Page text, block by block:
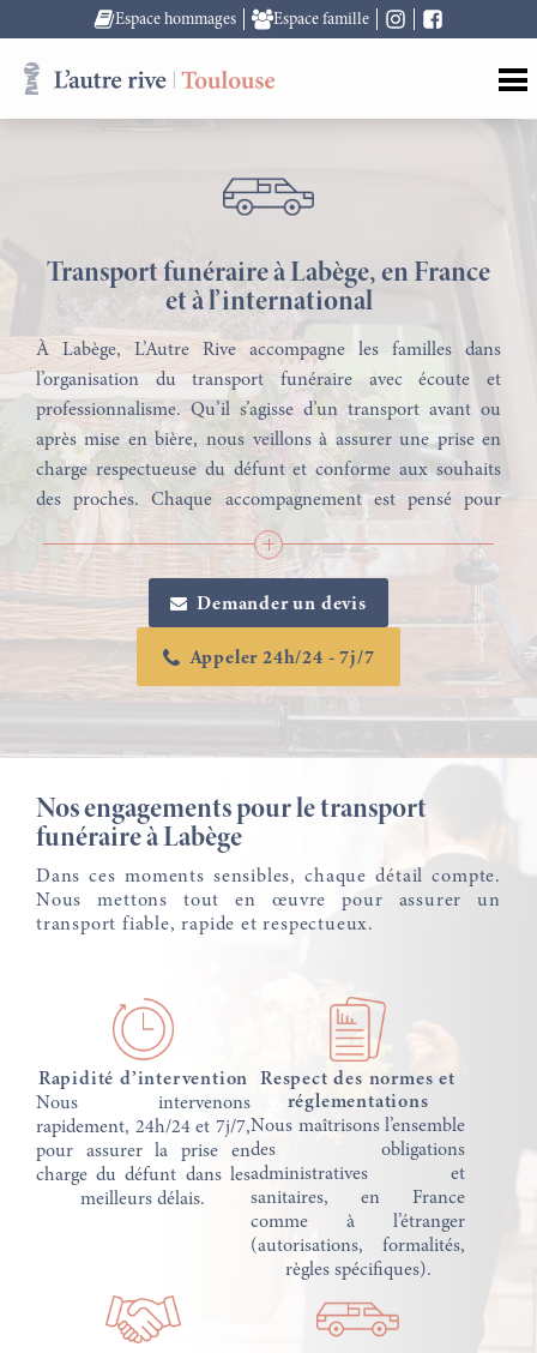
Espace hommages Espace famille
Transport funéraire à Labège, en France
et à l’international
À Labège, L’Autre Rive accompagne les familles dans
l’organisation du transport funéraire avec écoute et
professionnalisme. Qu’il s’agisse d’un transport avant ou
après mise en bière, nous veillons à assurer une prise en
charge respectueuse du défunt et conforme aux souhaits
des proches. Chaque accompagnement est pensé pour
apporter soutien et sérénité dans cette période difficile.
Demander un devis
Appeler 24h/24 - 7j/7
Nos engagements pour le transport
funéraire à Labège
Dans ces moments sensibles, chaque détail compte.
Nous mettons tout en œuvre pour assurer un
transport fiable, rapide et respectueux.
Rapidité d’intervention
Nous intervenons
rapidement, 24h/24 et 7j/7,
pour assurer la prise en
charge du défunt dans les
meilleurs délais.
Respect des normes et
réglementations
Nous maîtrisons l’ensemble
des obligations
administratives et
sanitaires, en France
comme à l’étranger
(autorisations, formalités,
règles spécifiques).